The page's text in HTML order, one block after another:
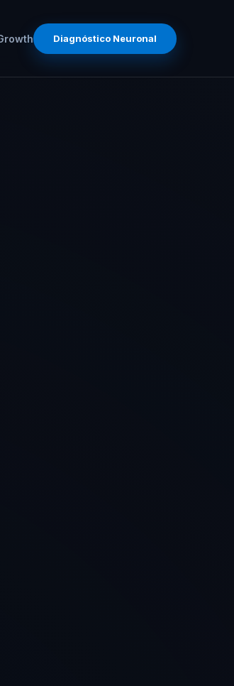
Diagnóstico Neuronal